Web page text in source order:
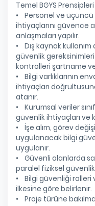
Temel BGYS Prensipleri
• Personel ve
ihtiyaçlarını güvence
anlaşmaları yapılır.
• Dış kaynak
güvenlik
kontrolleri şartname
• Bilgi varlıklarının
ihtiyaçları
atanır.
• Kurumsal veriler
güvenlik ihtiyaçları ve
• İşe alım, görev
uygulanacak bilgi
uygulanır.
• Güvenli alanlarda
paralel fiziksel
• Bilgi güvenliği rolleri
ilkesine göre belirlenir.
• Proje türüne